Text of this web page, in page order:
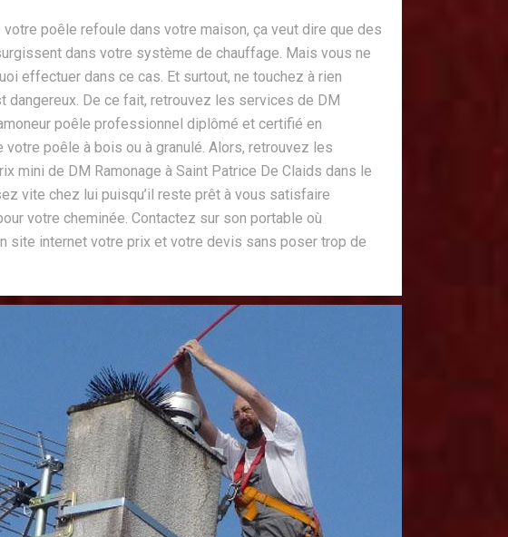
votre poêle refoule dans votre maison, ça veut dire que des
dans votre système de chauffage. Mais vous ne
effectuer dans ce cas. Et surtout, ne touchez à rien
dangereux. De ce fait, retrouvez les services de DM
poêle professionnel diplômé et certifié en
votre poêle à bois ou à granulé. Alors, retrouvez les
mini de DM Ramonage à Saint Patrice De Claids dans le
vite chez lui puisqu’il reste prêt à vous satisfaire
votre cheminée. Contactez sur son portable où
site internet votre prix et votre devis sans poser trop de